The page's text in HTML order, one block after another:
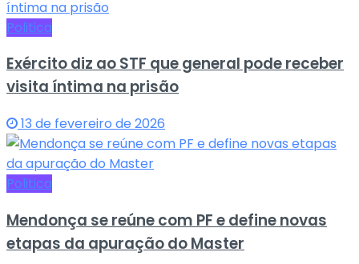
Politica
Exército diz ao STF que general pode receber
visita íntima na prisão
13 de fevereiro de 2026
Politica
Mendonça se reúne com PF e define novas
etapas da apuração do Master